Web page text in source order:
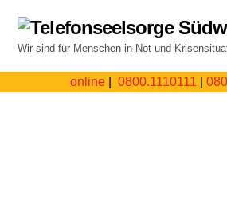
content
Wir sind für Menschen in Not und
online 0800.1110111